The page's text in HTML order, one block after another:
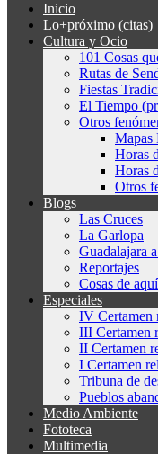
Inicio
Lo+próximo (citas)
Cultura y Ocio
101 Cosas
Rutas de
Fiestas
El Tiempo
Otros
Mapas
Horas
Horas
Otros
Blogs
Las Cruces
La Garlopa
Guadalajara
Reportajes
Cosas de aquí
Especiales
IV Certamen
III Certamen
II Certamen
I Certamen
Tribuna de
Pueblos
Medio Ambiente
Fototeca
Multimedia